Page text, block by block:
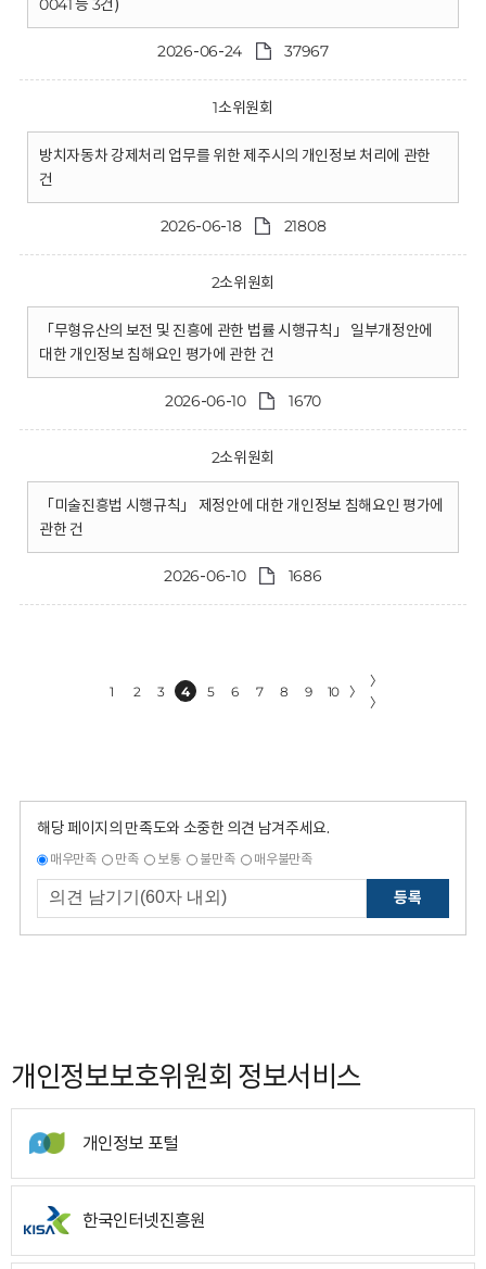
0041 등 3건)
2026-06-24 37967
1소위원회
방치자동차 강제처리 업무를 위한 제주시의 개인정보 처리에 관한
건
2026-06-18 21808
2소위원회
「무형유산의 보전 및 진흥에 관한 법률 시행규칙」 일부개정안에
대한 개인정보 침해요인 평가에 관한 건
2026-06-10 1670
2소위원회
「미술진흥법 시행규칙」 제정안에 대한 개인정보 침해요인 평가에
관한 건
2026-06-10 1686
1 2 3 4 5 6 7 8 9 10 〉
〉
〉
해당 페이지의 만족도와 소중한 의견 남겨주세요.
매우만족 만족 보통 불만족 매우불만족
등록
개인정보보호위원회 정보서비스
개인정보 포털
한국인터넷진흥원